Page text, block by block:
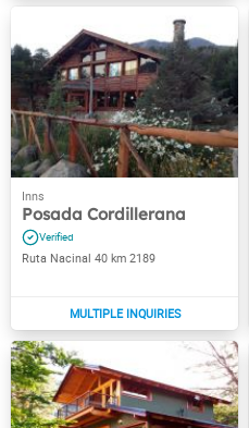
Posada Cordillerana
Ruta Nacinal 40 km 2189